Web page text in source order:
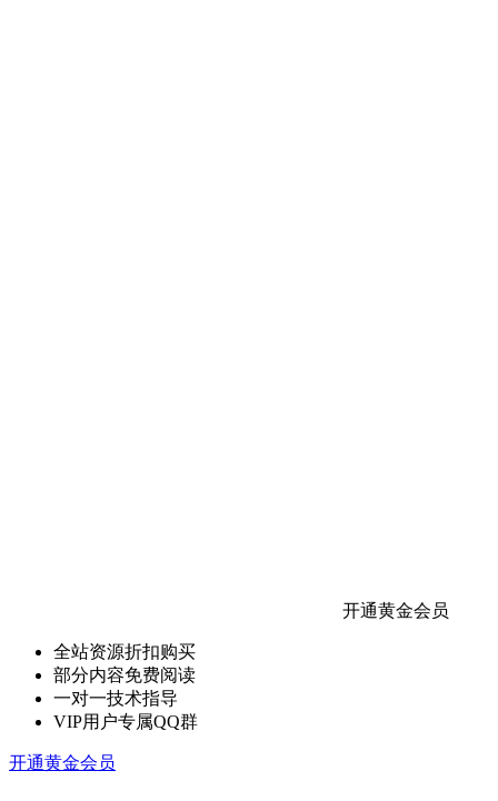
开通黄金会员
全站资源折扣购买
部分内容免费阅读
一对一技术指导
VIP用户专属QQ群
开通黄金会员